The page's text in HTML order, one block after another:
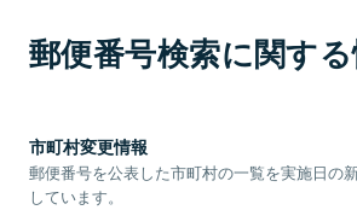
郵便番号検索に関す
市町村変更情報
郵便番号を公表した市町村の一覧を実施日の
しています。